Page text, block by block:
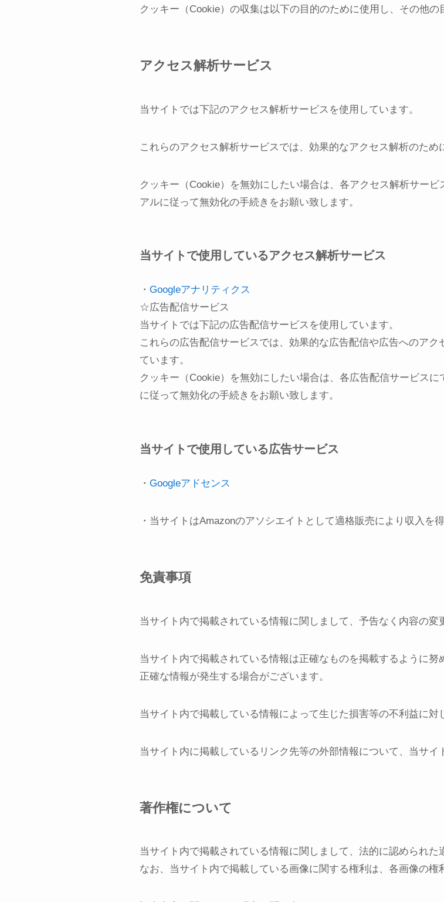
クッキー（Cookie）の収集は以下の目的のために使用し、その他の
アクセス解析サービス
当サイトでは下記のアクセス解析サービスを使用しています。
これらのアクセス解析サービスでは、効果的なアクセス解析のため
クッキー（Cookie）を無効にしたい場合は、各アクセス解析サー
アルに従って無効化の手続きをお願い致します。
当サイトで使用しているアクセス解析サービス
・ Googleアナリティクス
☆広告配信サービス
当サイトでは下記の広告配信サービスを使用しています。
これらの広告配信サービスでは、効果的な広告配信や広告へのア
ています。
クッキー（Cookie）を無効にしたい場合は、各広告配信サービス
に従って無効化の手続きをお願い致します。
当サイトで使用している広告サービス
・ Googleアドセンス
・当サイトはAmazonのアソシエイトとして適格販売により収入を得
免責事項
当サイト内で掲載されている情報に関しまして、予告なく内容の変
当サイト内で掲載されている情報は正確なものを掲載するように
正確な情報が発生する場合がございます。
当サイト内で掲載している情報によって生じた損害等の不利益に対
当サイト内に掲載しているリンク先等の外部情報について、当サイ
著作権について
当サイト内で掲載されている情報に関しまして、法的に認められた
なお、当サイト内で掲載している画像に関する権利は、各画像の権